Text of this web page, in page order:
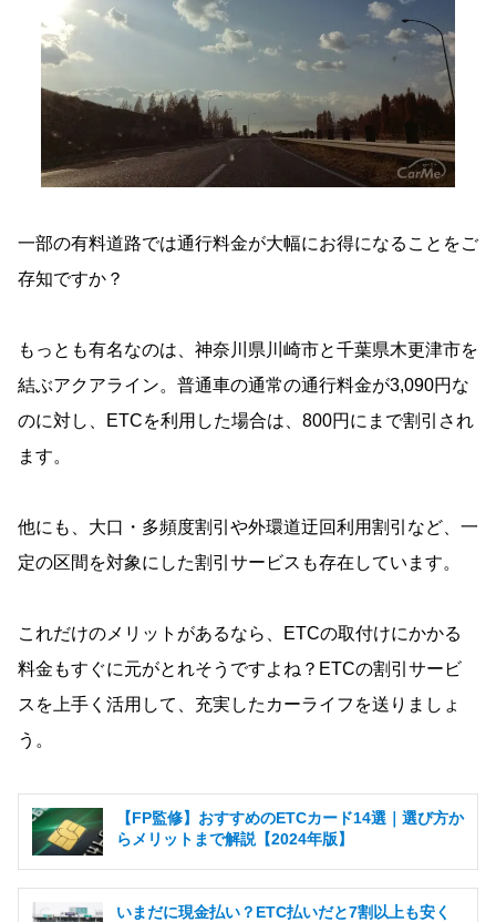
一部の有料道路では通行料金が大幅にお得になることをご
存知ですか？
もっとも有名なのは、神奈川県川崎市と千葉県木更津市を
結ぶアクアライン。普通車の通常の通行料金が3,090円な
のに対し、ETCを利用した場合は、800円にまで割引され
ます。
他にも、大口・多頻度割引や外環道迂回利用割引など、一
定の区間を対象にした割引サービスも存在しています。
これだけのメリットがあるなら、ETCの取付けにかかる
料金もすぐに元がとれそうですよね？ETCの割引サービ
スを上手く活用して、充実したカーライフを送りましょ
う。
【FP監修】おすすめのETCカード14選｜選び方か
らメリットまで解説【2024年版】
いまだに現金払い？ETC払いだと7割以上も安く